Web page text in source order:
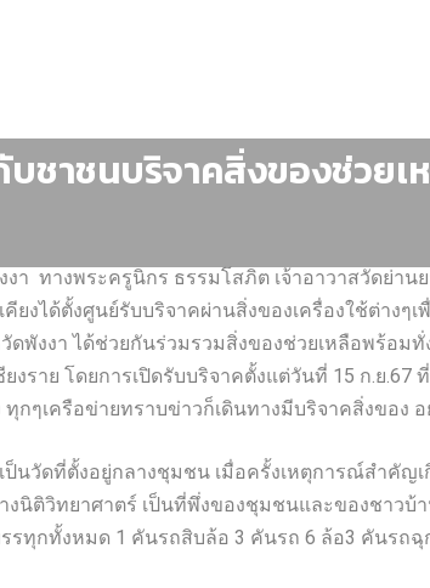
ชาชนบริจาคสิ่งของช่วยเ
า ทางพระครูนิกร ธรรมโสภิต เจ้าอาวาสวัดย่า
ยงได้ตั้งศูนย์รับบริจาคผ่านสิ่งของเครื่องใช้ต่าง
พังงา ได้ช่วยกันร่วมรวมสิ่งของช่วยเหลือพร้อม
ราย โดยการเปิดรับบริจาคตั้งแต่วันที่ 15 ก.ย
ๆเครือข่ายทราบข่าวก็เดินทางมีบริจาคสิ่งของ
นวัดที่ตั้งอยู่กลางชุมชน เมื่อครั้งเหตุการณ์สำคัญ
นิติวิทยาศาตร์ เป็นที่พึ่งของชุมชนและของชาวบ้
รทุกทั้งหมด 1 คันรถสิบล้อ 3 คันรถ 6 ล้อ3 คันรถฉุ